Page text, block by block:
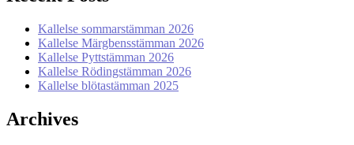
Kallelse sommarstämman 2026
Kallelse Märgbensstämman 2026
Kallelse Pyttstämman 2026
Kallelse Rödingstämman 2026
Kallelse blötastämman 2025
Archives